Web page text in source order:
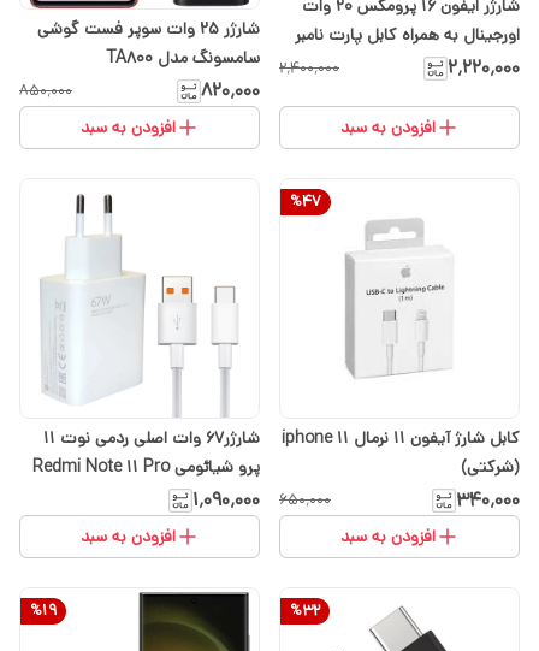
شارژر ایفون ۱۶ پرومکس 20 وات
اورجینال به همراه کابل پارت نامبر
BA با گارانتی ۶ ماهه ارسال رایگان (
۲٬۲۲۰٬۰۰۰ ۲٬۴۰۰٬۰۰۰
افزودن به سبد
شارژر ۲۵ وات سوپر فست گوشی
سامسونگ مدل TA800
۸۲۰٬۰۰۰ ۸۵۰٬۰۰۰
افزودن به سبد
%47
کابل شارژ آیفون ۱۱ نرمال iphone 11
(شرکتی)
۳۴۰٬۰۰۰ ۶۵۰٬۰۰۰
افزودن به سبد
شارژر۶۷ وات اصلی ردمی نوت 11
پرو شیائومی Redmi Note 11 Pro
اصل
۱٬۰۹۰٬۰۰۰
افزودن به سبد
%32
%19